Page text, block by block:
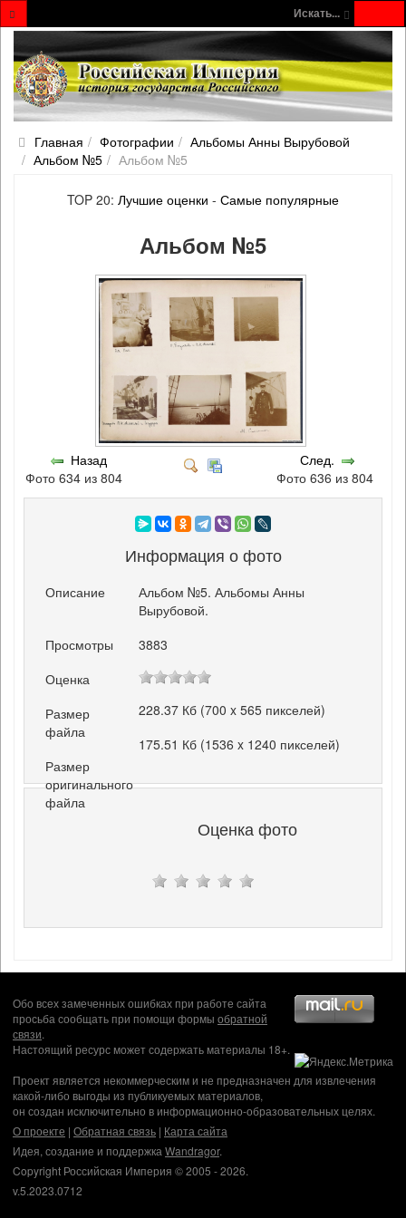
Искать...
Главная Фотографии
Альбомы Анны Вырубовой
Альбом №5
Альбом №5
TOP 20: Лучшие оценки - Самые популярные
Альбом №5
Назад
Фото 634 из 804
След.
Фото 636 из 804
Информация о фото
Описание
Альбом №5. Альбомы Анны
Вырубовой.
Просмотры
3883
Оценка
Размер
файла
228.37 Кб (700 x 565 пикселей)
Размер
оригинального
файла
175.51 Кб (1536 x 1240 пикселей)
Оценка фото
Обо всех замеченных ошибках при работе сайта
просьба сообщать при помощи формы обратной
связи.
Настоящий ресурс может содержать материалы 18+.
Проект является некоммерческим и не предназначен для извлечения
какой-либо выгоды из публикуемых материалов,
он создан исключительно в информационно-образовательных целях.
О проекте | Обратная связь | Карта сайта
Идея, создание и поддержка Wandragor.
Copyright Российская Империя © 2005 - 2026.
v.5.2023.0712